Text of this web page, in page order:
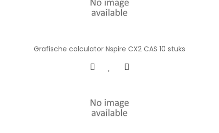
Grafische calculator Nspire CX2 CAS 10 stuks